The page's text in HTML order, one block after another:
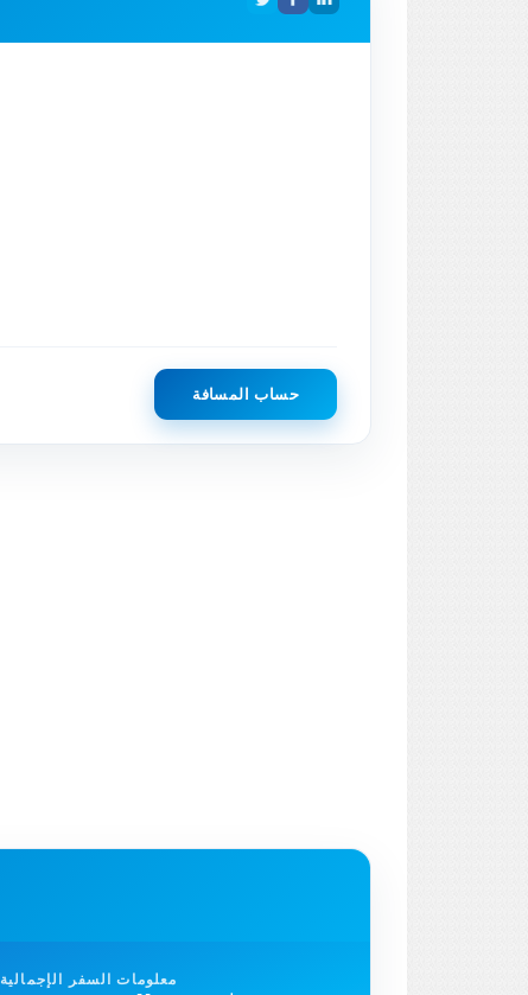
حساب المسافة
معلومات السفر الإجمالية